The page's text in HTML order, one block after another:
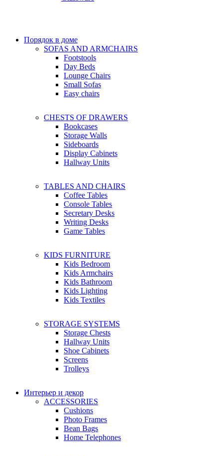
Порядок в доме
SOFAS AND ARMCHAIRS
Footstools
Day Beds
Lounge Chairs
Small Sofas
Easy chairs
CHESTS OF DRAWERS
Bookcases
Storage Walls
Sideboards
Display Cabinets
Hallway Units
TABLES AND CHAIRS
Coffee Tables
Console Tables
Secretary Desks
Writing Desks
Game Tables
KIDS FURNITURE
Kids Bedroom
Kids Armchairs
Kids Bathroom
Kids Lighting
Kids Textiles
STORAGE SYSTEMS
Storage Chests
Hallway Units
Shoe Cabinets
Screens
Trolleys
Интерьер и декор
ACCESSORIES
Cushions
Photo Frames
Bean Bags
Home Telephones